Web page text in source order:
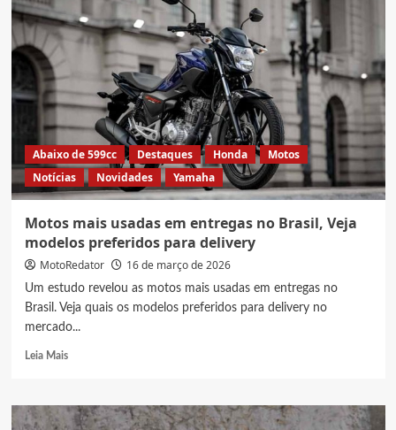
pneus
Pirelli,
especificação
de
cada
modelo
da
linha
Abaixo de 599cc Destaques Honda
Motos
Notícias
Novidades Yamaha
Motos mais usadas em entregas no Brasil, Veja
modelos preferidos para delivery
MotoRedator 16 de março de 2026
Um estudo revelou as motos mais usadas em entregas no
Brasil. Veja quais os modelos preferidos para delivery no
mercado...
Leia MaisRead
Motos
mais